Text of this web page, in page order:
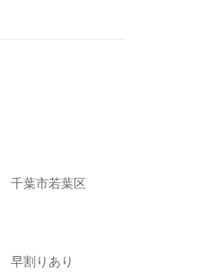
千葉市若葉区
早割りあり